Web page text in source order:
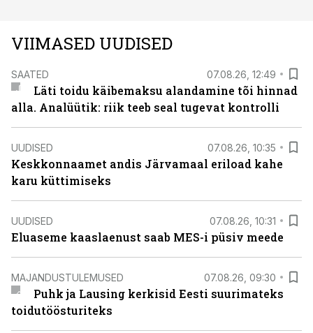
VIIMASED UUDISED
SAATED 07.08.26, 12:49
Läti toidu käibemaksu alandamine tõi hinnad
alla. Analüütik: riik teeb seal tugevat kontrolli
UUDISED 07.08.26, 10:35
Keskkonnaamet andis Järvamaal eriload kahe
karu küttimiseks
UUDISED 07.08.26, 10:31
Eluaseme kaaslaenust saab MES-i püsiv meede
MAJANDUSTULEMUSED 07.08.26, 09:30
Puhk ja Lausing kerkisid Eesti suurimateks
toidutöösturiteks